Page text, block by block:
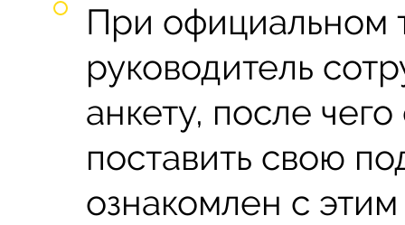
При официальном
руководитель
анкету, после
поставить свою
ознакомлен с